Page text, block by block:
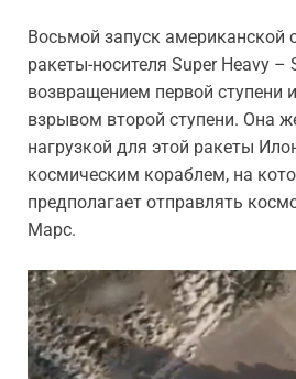
Восьмой запуск американской
ракеты-носителя Super Heavy –
возвращением первой ступени
взрывом второй ступени. Она
нагрузкой для этой ракеты
космическим кораблем, на
предполагает отправлять
Марс.